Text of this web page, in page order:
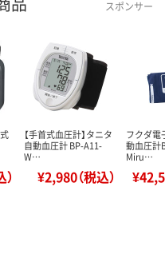
スポンサー
【手首式血圧計】タニタ
自動血圧計 BP-A11-
W…
¥2,980（税込）
フクダ電
動血圧計
Miru…